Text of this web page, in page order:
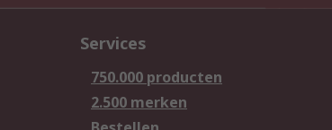
Services
750.000 producten
2.500 merken